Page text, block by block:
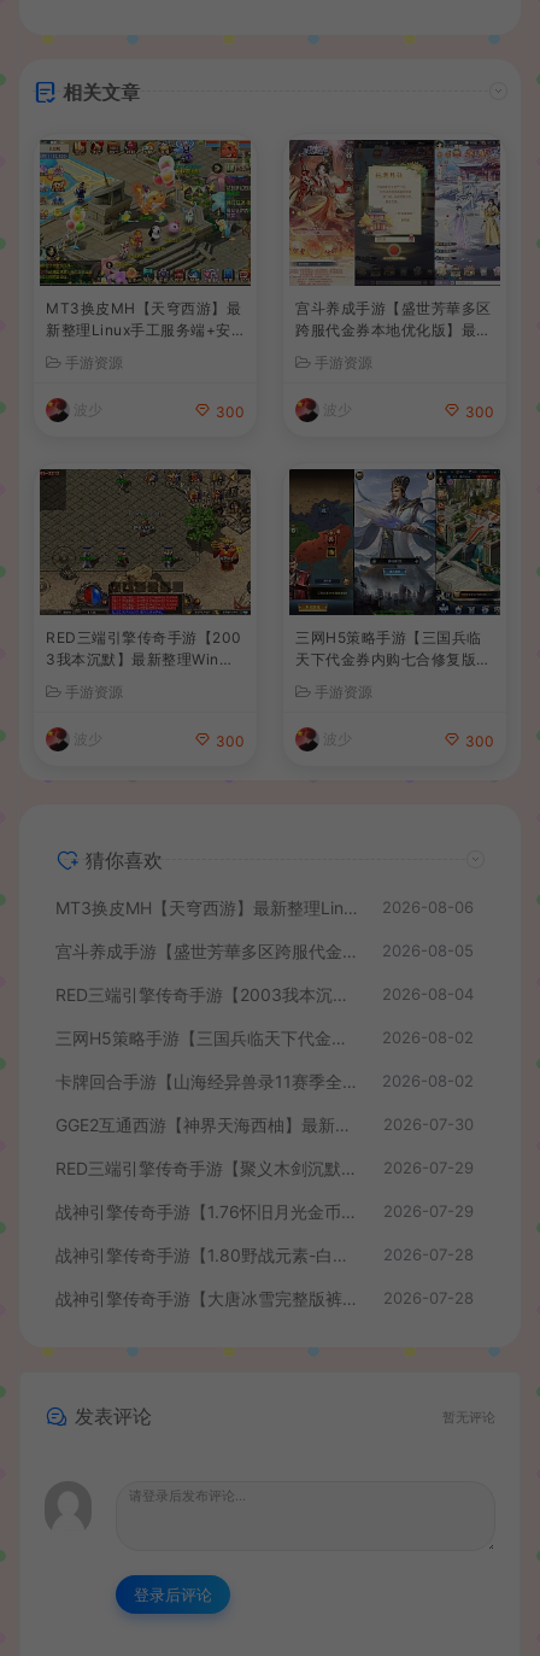
相关文章
MT3换皮MH【天穹西游】最
新整理Linux手工服务端+安
建教程+全套源码+视频教程
手游资源
波少 300
宫斗养成手游【盛世芳華多区
跨服代金券本地优化版】最新
手工服务端+CDK授权后台
+安卓+详细搭建教程
手游资源
波少 300
RED三端引擎传奇手游【200
3我本沉默】最新整理Win系
细搭建教程
手游资源
波少 300
三网H5策略手游【三国兵临
天下代金券内购七合修复版】
+Linux手工服务端+管理后台
+GM授权后台+简易安卓客户
端+详细搭建教程+视频教程
手游资源
波少 300
猜你喜欢
MT3换皮MH【天穹西游】最新整理Linux手工服务端+安卓苹果双端+GM后台+详细搭建教程+全套源码+视频教程 2026-08-06
宫斗养成手游【盛世芳華多区跨服代金券本地优化版】最新整理单机一键即玩端+Linux手工服务端+CDK授权后台+安卓+详细搭建教程 2026-08-05
RED三端引擎传奇手游【2003我本沉默】最新整理Win系服务端+安卓苹果PC三端+详细搭建教程 2026-08-04
三网H5策略手游【三国兵临天下代金券内购七合修复版】最新整理单机一键即玩镜像端+Linux手工服务端+管理后台+GM授权后台+简易安卓客户端+详细搭建教程+视频教程 2026-08-02
卡牌回合手游【山海经异兽录11赛季全人物代金券内购版】最新整理WIN系服务端+授权GM后台+管理后台+热更修改工具+安卓+详细搭建教程 2026-08-02
GGE2互通西游【神界天海西柚】最新整理Win系服务端+安卓苹果PC三端+内置GM工具+全套源码+详细搭建教程+视频教程 2026-07-30
RED三端引擎传奇手游【聚义木剑沉默高仿嘟嘟沉默】最新整理Win系服务端+安卓苹果PC三端+详细搭建教程 2026-07-29
战神引擎传奇手游【1.76怀旧月光金币版】最新整理Win系复古服务端+安卓苹果双端+GM授权物品后台+详细搭建教程 2026-07-29
战神引擎传奇手游【1.80野战元素-白猪7.2免授权】最新整理Win系特色服务端+安卓+GM授权物品后台+详细搭建教程 2026-07-28
战神引擎传奇手游【大唐冰雪完整版裤衩7.0免授权】最新整理Win系特色服务端+GM授权后台+安卓苹果双端+详细搭建教程 2026-07-28
发表评论 暂无评论
登录后评论